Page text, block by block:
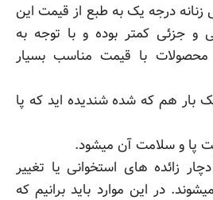
درجه یک به طبع از قیمت این
و جزئی کمتر بوده و با توجه به
محصولات با قیمت مناسب بسیار
بار هم که شده شندیده اید که پا
پا و سلامت آن میشود.
زائده های استخوانی یا تغییر
در این موارد باید برانیم که